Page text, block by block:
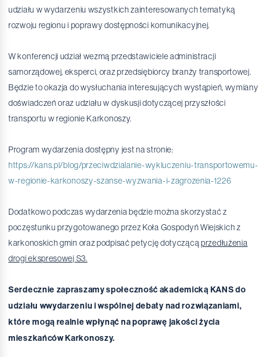
udziału w wydarzeniu wszystkich zainteresowanych tematyką
rozwoju regionu i poprawy dostępności komunikacyjnej.
W konferencji udział wezmą przedstawiciele administracji
samorządowej, eksperci, oraz przedsiębiorcy branży transportowej.
Będzie to okazja do wysłuchania interesujących wystąpień, wymiany
doświadczeń oraz udziału w dyskusji dotyczącej przyszłości
transportu w regionie Karkonoszy.
Program wydarzenia dostępny jest na stronie:
https://kans.pl/blog/przeciwdzialanie-wykluczeniu-transportowemu-
w-regionie-karkonoszy-szanse-wyzwania-i-zagrozenia-1226
Dodatkowo podczas wydarzenia będzie można skorzystać z
poczęstunku przygotowanego przez Koła Gospodyń Wiejskich z
karkonoskich gmin oraz podpisać petycję dotyczącąprzedłużenia
drogi ekspresowej S3.
Serdecznie zapraszamy społeczność akademicką KANS do
udziału wwydarzeniu i wspólnej debaty nad rozwiązaniami,
które mogą realnie wpłynąć na poprawę jakości życia
mieszkańców Karkonoszy.